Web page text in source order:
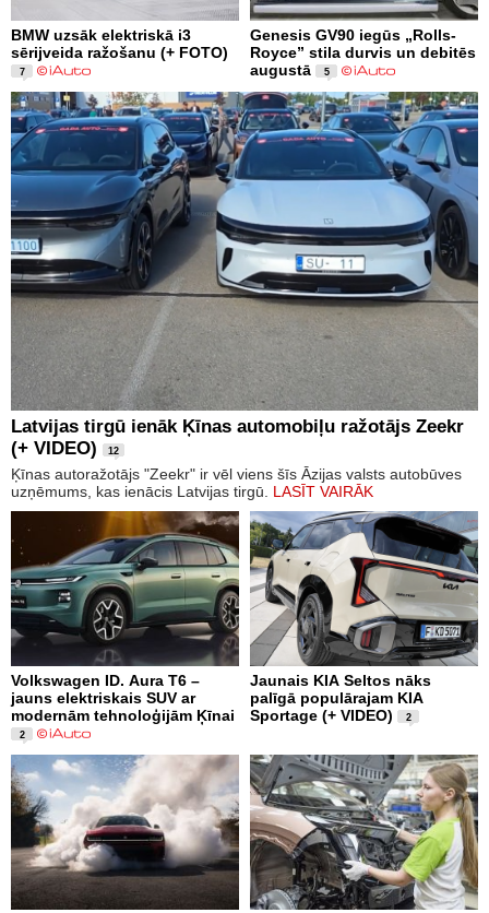
BMW uzsāk elektriskā i3
sērijveida ražošanu (+ FOTO)
7
Genesis GV90 iegūs „Rolls-
Royce” stila durvis un debitēs
augustā
5
Latvijas tirgū ienāk Ķīnas automobiļu ražotājs Zeekr
(+ VIDEO)
12
Ķīnas autoražotājs "Zeekr" ir vēl viens šīs Āzijas valsts autobūves
uzņēmums, kas ienācis Latvijas tirgū. LASĪT VAIRĀK
Volkswagen ID. Aura T6 –
jauns elektriskais SUV ar
modernām tehnoloģijām Ķīnai
2
Jaunais KIA Seltos nāks
palīgā populārajam KIA
Sportage (+ VIDEO)
2